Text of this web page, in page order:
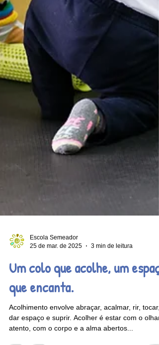
25 de mar. de 2025
3 min de leitura
Um colo que acolhe, um espaço
que encanta.
Acolhimento envolve abraçar, acalmar, rir, tocar,